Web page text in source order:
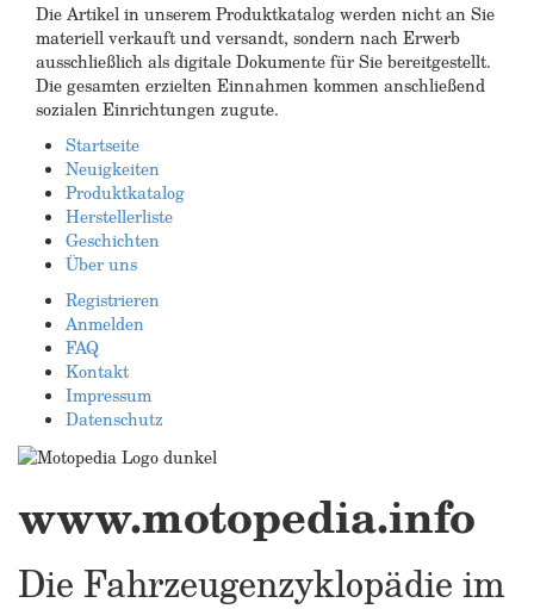
Die Artikel in unserem Produktkatalog werden nicht an Sie
materiell verkauft und versandt, sondern nach Erwerb
ausschließlich als digitale Dokumente für Sie bereitgestellt.
Die gesamten erzielten Einnahmen kommen anschließend
sozialen Einrichtungen zugute.
Startseite
Neuigkeiten
Produktkatalog
Herstellerliste
Geschichten
Über uns
Registrieren
Anmelden
FAQ
Kontakt
Impressum
Datenschutz
www.motopedia.info
Die Fahrzeugenzyklopädie im